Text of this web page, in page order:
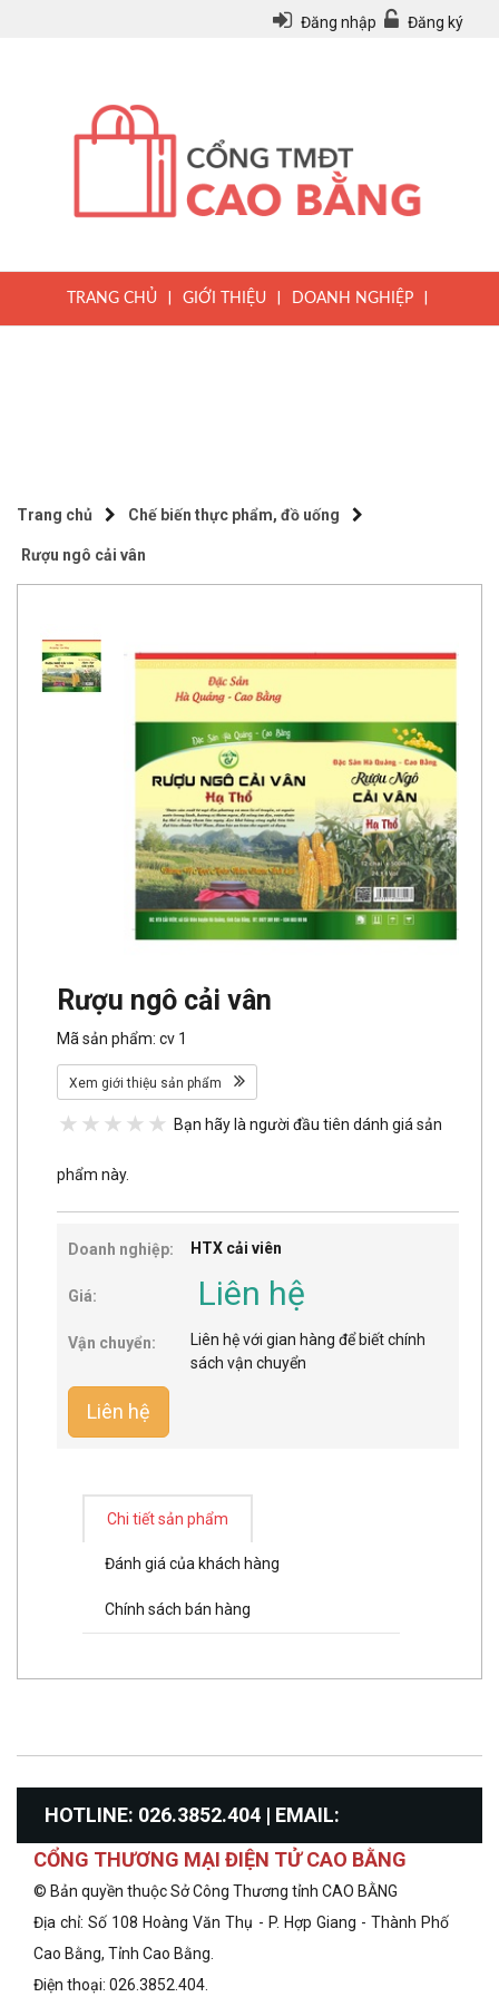
Đăng nhập Đăng ký
TRANG CHỦ GIỚI THIỆU DOANH NGHIỆP
Trang chủ Chế biến thực phẩm, đồ uống
Rượu ngô cải vân
Rượu ngô cải vân
Mã sản phẩm: cv 1
Xem giới thiệu sản phẩm
Bạn hãy là người đầu tiên dánh giá sản
phẩm này.
Doanh nghiệp: HTX cải viên
Giá: Liên hệ
Vận chuyển:
Liên hệ với gian hàng để biết chính
sách vận chuyển
Liên hệ
Chi tiết sản phẩm
Đánh giá của khách hàng
Chính sách bán hàng
HOTLINE: 026.3852.404 | EMAIL:
info@congthuongcaobang.gov.vn
CỔNG THƯƠNG MẠI ĐIỆN TỬ CAO BẰNG
© Bản quyền thuộc Sở Công Thương tỉnh CAO BẰNG
Địa chỉ: Số 108 Hoàng Văn Thụ - P. Hợp Giang - Thành Phố
Cao Bằng, Tỉnh Cao Bằng.
Điện thoại: 026.3852.404.